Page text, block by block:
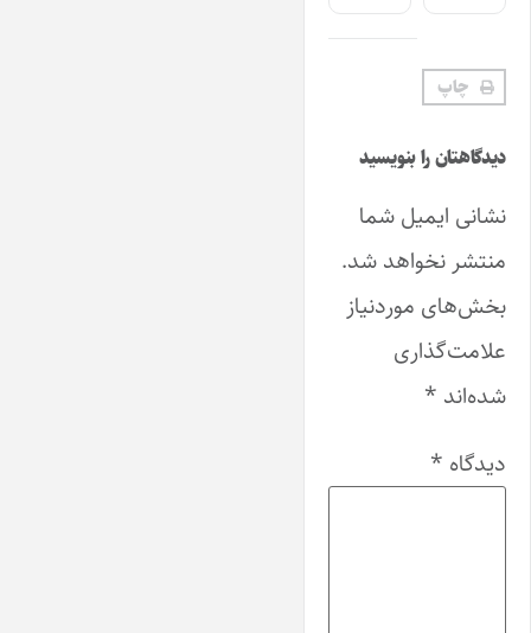
چاپ
دیدگاهتان را بنویسید
نشانی ایمیل شما
منتشر نخواهد شد.
بخش‌های موردنیاز
علامت‌گذاری
شده‌اند *
دیدگاه *